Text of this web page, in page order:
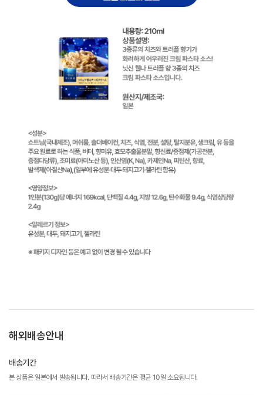
해외배송안내
배송기간
본 상품은 일본에서 발송됩니다. 따라서 배송기간은 평균 10일 소요됩니다.